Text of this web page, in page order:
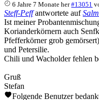
6 Jahre 7 Monate her #13051
Steff-Peffantwortete auf
Ist meiner
Korianderkörnern auch
Pfefferkörner grob
und Petersilie.
Chili und Wacholder fehlen
Gruß
Stefan
Folgende Benutzer